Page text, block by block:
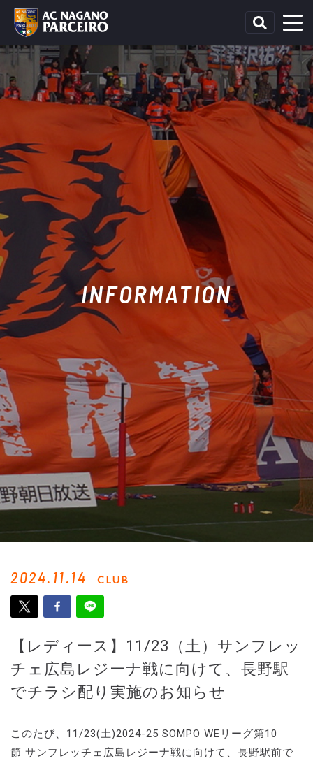
INFORMATION
2024.11.14 CLUB
【レディース】11/23（土）サンフレッ
チェ広島レジーナ戦に向けて、長野駅
でチラシ配り実施のお知らせ
このたび、11/23(土)2024-25 SOMPO WEリーグ第10
節 サンフレッチェ広島レジーナ戦に向けて、長野駅前で